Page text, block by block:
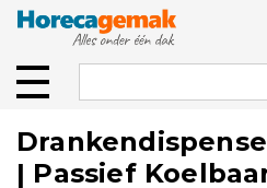
| Passief